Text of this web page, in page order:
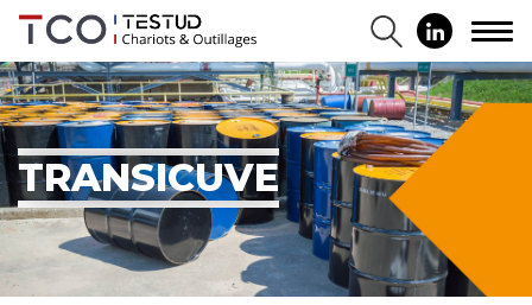
TRANSICUVE